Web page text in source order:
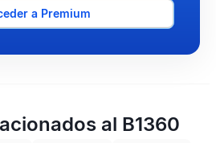
a Premium
al B1360